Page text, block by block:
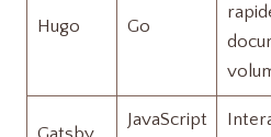
Hugo Go
JavaScript